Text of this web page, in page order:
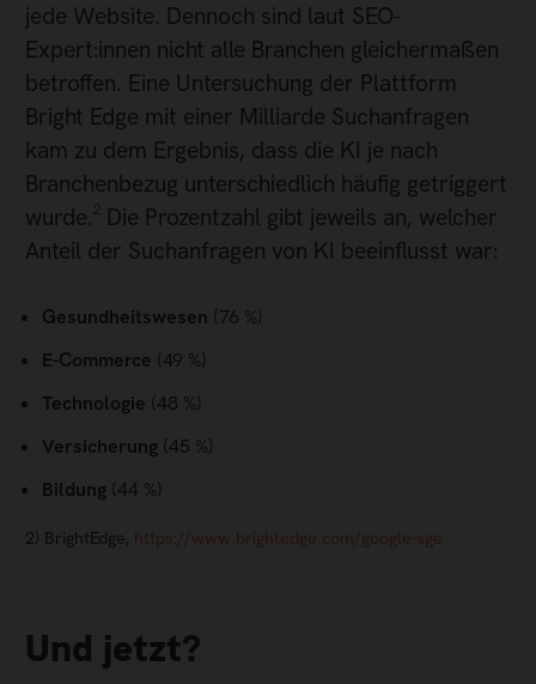
jede Website. Dennoch sind laut SEO-
Expert:innen nicht alle Branchen gleichermaßen
betroffen. Eine Untersuchung der Plattform
Bright Edge mit einer Milliarde Suchanfragen
kam zu dem Ergebnis, dass die KI je nach
Branchenbezug unterschiedlich häufig getriggert
wurde.² Die Prozentzahl gibt jeweils an, welcher
Anteil der Suchanfragen von KI beeinflusst war:
Gesundheitswesen (76 %)
E-Commerce (49 %)
Technologie (48 %)
Versicherung (45 %)
Bildung (44 %)
2) BrightEdge, https://www.brightedge.com/google-sge
Und jetzt?